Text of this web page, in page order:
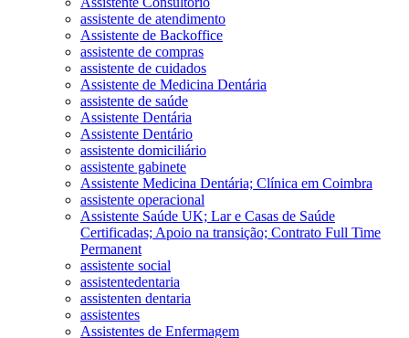
assistente de atendimento
Assistente de Backoffice
assistente de compras
assistente de cuidados
Assistente de Medicina Dentária
assistente de saúde
Assistente Dentária
Assistente Dentário
assistente domiciliário
assistente gabinete
Assistente Medicina Dentária; Clínica em Coimbra
assistente operacional
Assistente Saúde UK; Lar e Casas de Saúde
Certificadas; Apoio na transição; Contrato Full Time
Permanent
assistente social
assistentedentaria
assistenten dentaria
assistentes
Assistentes de Enfermagem